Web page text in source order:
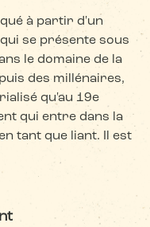
à partir d'un
se présente sous
le domaine de la
des millénaires,
qu'au 19e
qui entre dans la
tant que liant. Il est